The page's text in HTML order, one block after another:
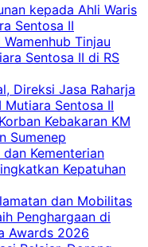
kepada Ahli Waris
Sentosa II
Tinjau
Sentosa II di RS
Direksi Jasa Raharja
Mutiara Sentosa II
Kebakaran KM
Sumenep
Kementerian
Kepatuhan
dan Mobilitas
Penghargaan di
Awards 2026